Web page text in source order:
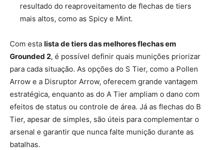
resultado do reaproveitamento de flechas de tiers
mais altos, como as Spicy e Mint.
Com esta lista de tiers das melhores flechas em
Grounded 2, é possível definir quais munições priorizar
para cada situação. As opções do S Tier, como a Pollen
Arrow e a Disruptor Arrow, oferecem grande vantagem
estratégica, enquanto as do A Tier ampliam o dano com
efeitos de status ou controle de área. Já as flechas do B
Tier, apesar de simples, são úteis para complementar o
arsenal e garantir que nunca falte munição durante as
batalhas.